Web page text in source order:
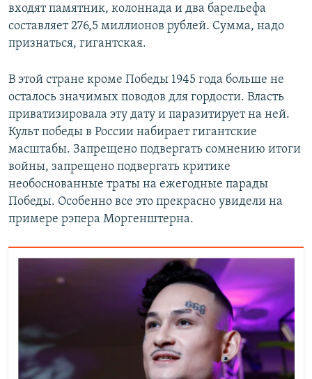
входят памятник, колоннада и два барельефа
составляет 276,5 миллионов рублей. Сумма, надо
признаться, гигантская.
В этой стране кроме Победы 1945 года больше не
осталось значимых поводов для гордости. Власть
приватизировала эту дату и паразитирует на ней.
Культ победы в России набирает гигантские
масштабы. Запрещено подвергать сомнению итоги
войны, запрещено подвергать критике
необоснованные траты на ежегодные парады
Победы. Особенно все это прекрасно увидели на
примере рэпера Моргенштерна.